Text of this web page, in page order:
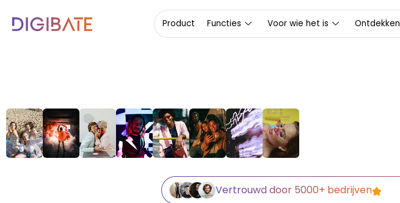
Over onsProduct Functies Voor wie het is Ontdekken
Vertrouwd door 5000+ bedrijven